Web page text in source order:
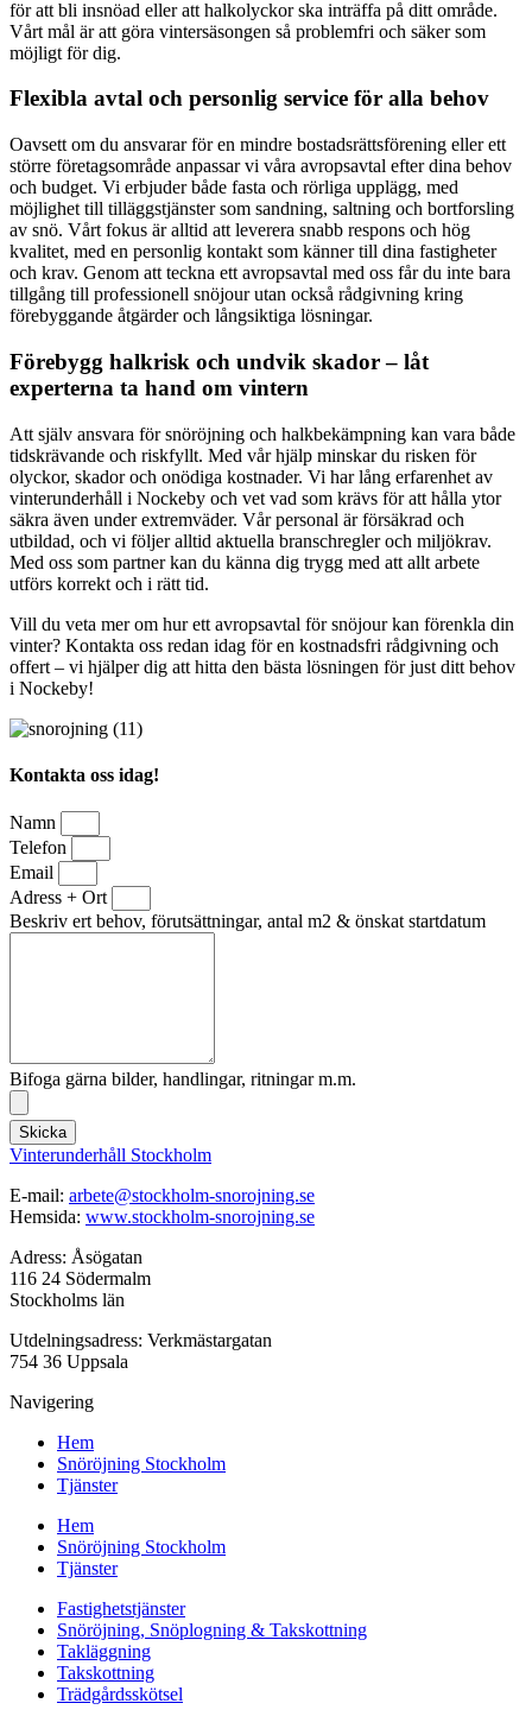
för att bli insnöad eller att halkolyckor ska inträffa på ditt område.
Vårt mål är att göra vintersäsongen så problemfri och säker som
möjligt för dig.
Flexibla avtal och personlig service för alla behov
Oavsett om du ansvarar för en mindre bostadsrättsförening eller ett
större företagsområde anpassar vi våra avropsavtal efter dina behov
och budget. Vi erbjuder både fasta och rörliga upplägg, med
möjlighet till tilläggstjänster som sandning, saltning och bortforsling
av snö. Vårt fokus är alltid att leverera snabb respons och hög
kvalitet, med en personlig kontakt som känner till dina fastigheter
och krav. Genom att teckna ett avropsavtal med oss får du inte bara
tillgång till professionell snöjour utan också rådgivning kring
förebyggande åtgärder och långsiktiga lösningar.
Förebygg halkrisk och undvik skador – låt
experterna ta hand om vintern
Att själv ansvara för snöröjning och halkbekämpning kan vara både
tidskrävande och riskfyllt. Med vår hjälp minskar du risken för
olyckor, skador och onödiga kostnader. Vi har lång erfarenhet av
vinterunderhåll i Nockeby och vet vad som krävs för att hålla ytor
säkra även under extremväder. Vår personal är försäkrad och
utbildad, och vi följer alltid aktuella branschregler och miljökrav.
Med oss som partner kan du känna dig trygg med att allt arbete
utförs korrekt och i rätt tid.
Vill du veta mer om hur ett avropsavtal för snöjour kan förenkla din
vinter? Kontakta oss redan idag för en kostnadsfri rådgivning och
offert – vi hjälper dig att hitta den bästa lösningen för just ditt behov
i Nockeby!
Kontakta oss idag!
Namn
Telefon
Email
Adress + Ort
Beskriv ert behov, förutsättningar, antal m2 & önskat startdatum
Bifoga gärna bilder, handlingar, ritningar m.m.
Skicka
Vinterunderhåll Stockholm
E-mail: arbete@stockholm-snorojning.se
Hemsida: www.stockholm-snorojning.se
Adress: Åsögatan
116 24 Södermalm
Stockholms län
Utdelningsadress: Verkmästargatan
754 36 Uppsala
Navigering
Hem
Snöröjning Stockholm
Tjänster
Hem
Snöröjning Stockholm
Tjänster
Fastighetstjänster
Snöröjning, Snöplogning & Takskottning
Takläggning
Takskottning
Trädgårdsskötsel